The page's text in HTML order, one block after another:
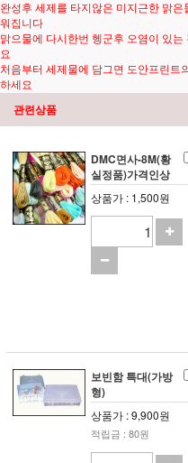
완성후 세제를 타지않은 미지근한 맑
워집니다
맑으물에 다시한번 헹군후 오염이 있
요
처음부터 세제물에 담그면 도안프린트
하세요
관련상품
DMC면사-8M(황
실정품)가격인상
상품가 : 1,500원
보빈함 특대(가방
형)
상품가 : 9,900원
적립금 : 80원